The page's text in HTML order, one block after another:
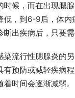
时候，而在出现腮
低，到6-9后，体
出疾病后，只要需
流行性腮腺炎的
预防或减轻疾病
时间会逐渐减弱。